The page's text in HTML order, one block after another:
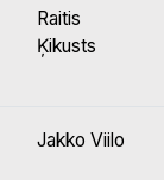
Raitis
Ķikusts
Jakko Viilo